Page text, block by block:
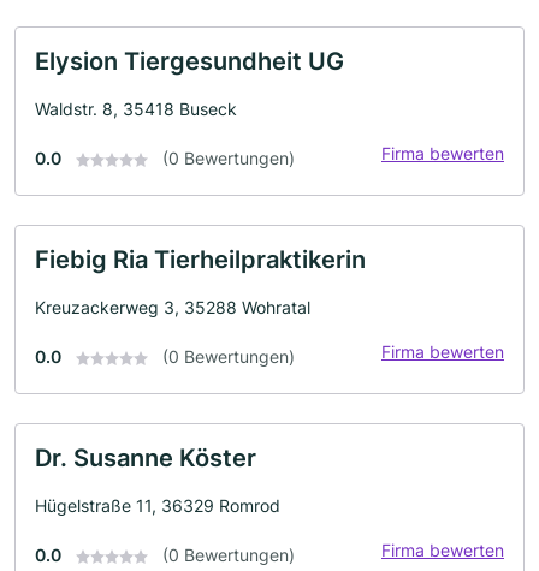
Elysion Tiergesundheit UG
Waldstr. 8, 35418 Buseck
0.0 (0 Bewertungen) Firma bewerten
Fiebig Ria Tierheilpraktikerin
Kreuzackerweg 3, 35288 Wohratal
0.0 (0 Bewertungen) Firma bewerten
Dr. Susanne Köster
Hügelstraße 11, 36329 Romrod
0.0 (0 Bewertungen) Firma bewerten